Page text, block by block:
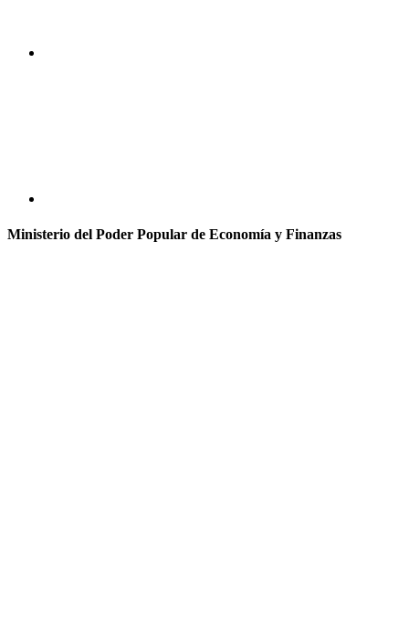
Ministerio del Poder Popular de Economía y Finanzas